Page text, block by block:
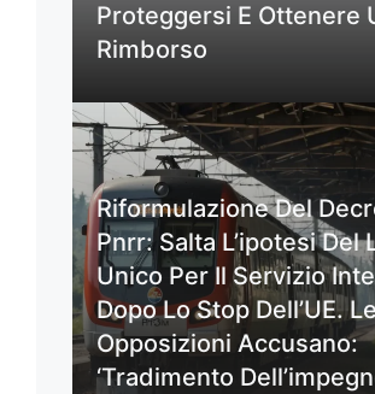
Proteggersi E Ottenere
Rimborso
Riformulazione Del
Pnrr: Salta L’ipotesi Del
Unico Per Il Servizio
Dopo Lo Stop Dell’UE. Le
Opposizioni Accusano:
‘Tradimento